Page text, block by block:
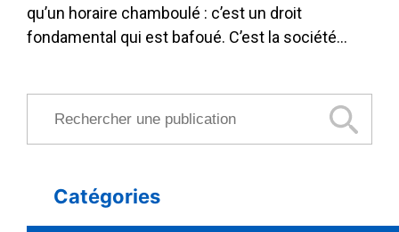
qu’un horaire chamboulé : c’est un droit
fondamental qui est bafoué. C’est la société…
Catégories